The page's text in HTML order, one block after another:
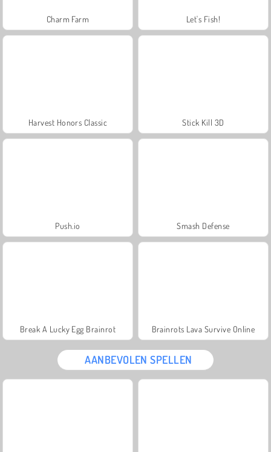
Charm Farm Let's Fish!
Harvest Honors Classic Stick Kill 3D
Push.io Smash Defense
Break A Lucky Egg Brainrot Brainrots Lava Survive Online
AANBEVOLEN SPELLEN